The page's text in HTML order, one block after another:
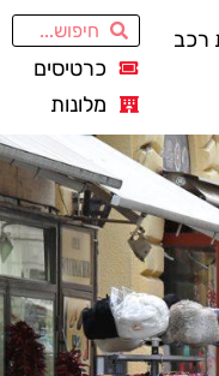
רכב
כרטיסים
מלונות